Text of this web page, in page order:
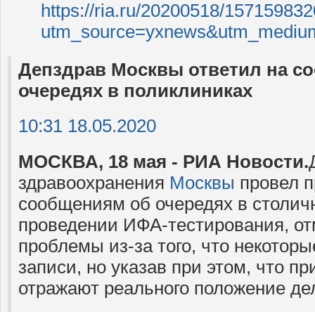
https://ria.ru/20200518/
Депздрав Москвы ответил на
очередях в поликлиниках
10:31 18.05.2020
МОСКВА, 18 мая - РИА Новости.
здравоохранения Москвы провел
сообщениям об очередях в
проведении ИФА-тестирования,
проблемы из-за того, что
записи, но указав при этом, что
отражают реального положение